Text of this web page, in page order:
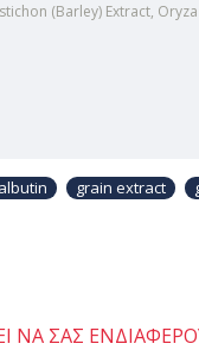
(Barley) Extract,
grain extract
ΝΑ ΣΑΣ